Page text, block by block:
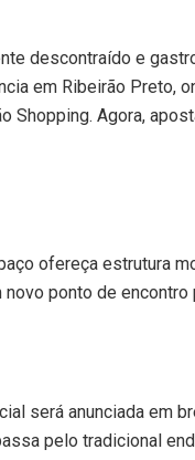
descontraído e
em Ribeirão Preto,
Shopping. Agora,
ofereça estrutura
ponto de encontro
será anunciada em
pelo tradicional